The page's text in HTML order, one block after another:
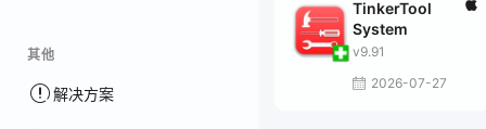
其他
解决方案
TinkerTool
System
v9.91
2026-07-27